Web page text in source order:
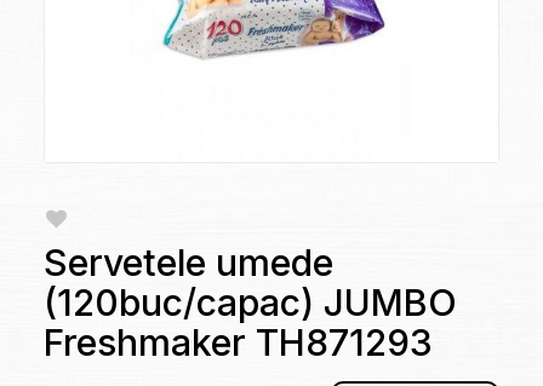
Servetele umede
(120buc/capac) JUMBO
Freshmaker TH871293